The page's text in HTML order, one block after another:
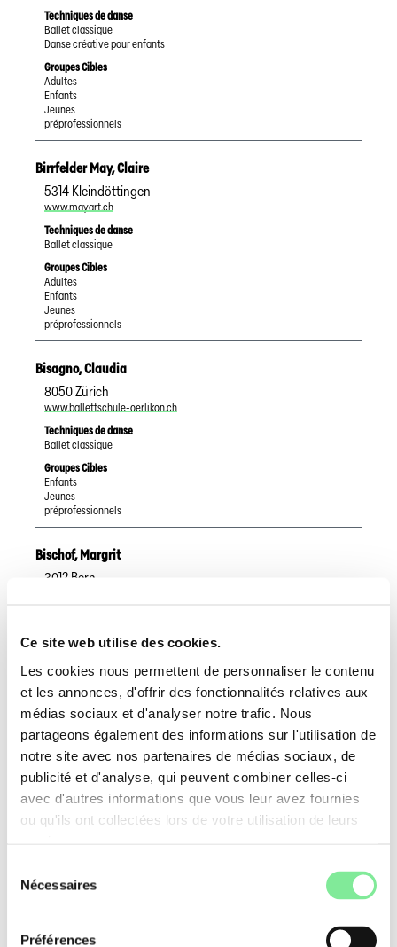
Ce site web utilise des cookies.
Les cookies nous permettent de personnaliser le contenu
et les annonces, d'offrir des fonctionnalités relatives aux
médias sociaux et d'analyser notre trafic. Nous
partageons également des informations sur l'utilisation de
notre site avec nos partenaires de médias sociaux, de
publicité et d'analyse, qui peuvent combiner celles-ci
avec d'autres informations que vous leur avez fournies
ou qu'ils ont collectées lors de votre utilisation de leurs
Nécessaires
Préférences
Techniques de danse
Ballet classique
Danse créative pour enfants
Groupes Cibles
Adultes
Enfants
Jeunes
préprofessionnels
Birrfelder May,Claire
5314 Kleindöttingen
www.mayart.ch
Techniques de danse
Ballet classique
Groupes Cibles
Adultes
Enfants
Jeunes
préprofessionnels
Bisagno,Claudia
8050Zürich
www.ballettschule-oerlikon.ch
Techniques de danse
Ballet classique
Groupes Cibles
Enfants
Jeunes
préprofessionnels
Bischof,Margrit
3012 Bern
Groupes Cibles
Jeunes
Boath Szilagyi, Julie
4464 Maisprach
julieboath75@gmail.com
Techniques de danse
Jazz
Groupes Cibles
préprofessionnels